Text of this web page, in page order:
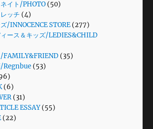
イト/PHOTO (50)
ッチ (4)
/INNOCENCE STORE (277)
ース＆キッズ/LEDIES&CHILD
/FAMILY&FRIEND (35)
/Regnbue (53)
(6)
(31)
ESSAY(55)
(22)